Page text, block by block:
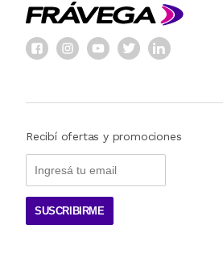
Recibí ofertas y promociones
SUSCRIBIRME